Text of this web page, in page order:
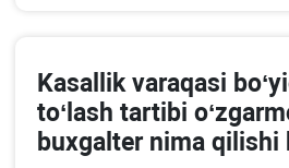
Kasallik varaqasi
toʻlash tartibi
buхgalter nima qilishi